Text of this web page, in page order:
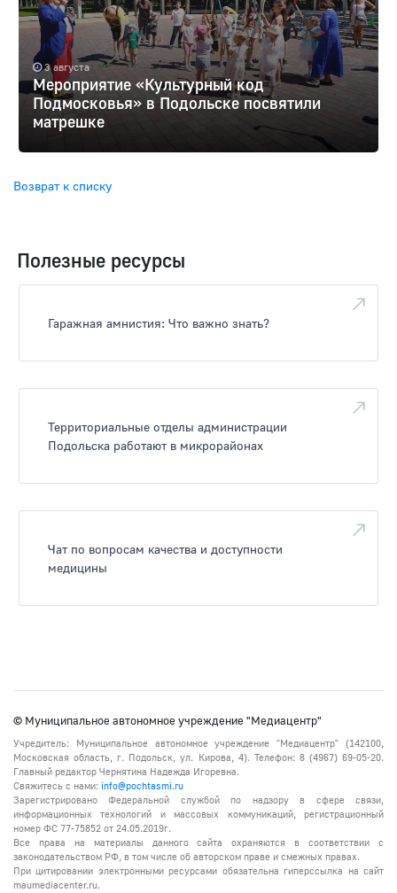
3 августа
Мероприятие «Культурный код
Подмосковья» в Подольске посвятили
матрешке
Возврат к списку
Полезные ресурсы
Гаражная амнистия: Что важно знать?
Территориальные отделы администрации
Подольска работают в микрорайонах
Чат по вопросам качества и доступности
медицины
© Муниципальное автономное учреждение "Медиацентр"
Учредитель: Муниципальное автономное учреждение "Медиацентр" (142100,
Московская область, г. Подольск, ул. Кирова, 4). Телефон: 8 (4967) 69-05-20.
Главный редактор Чернятина Надежда Игоревна.
Свяжитесь с нами: info@pochtasmi.ru
Зарегистрировано Федеральной службой по надзору в сфере связи,
информационных технологий и массовых коммуникаций, регистрационный
номер ФС 77-75852 от 24.05.2019г.
Все права на материалы данного сайта охраняются в соответствии с
законодательством РФ, в том числе об авторском праве и смежных правах.
При цитировании электронными ресурсами обязательна гиперссылка на сайт
maumediacenter.ru.